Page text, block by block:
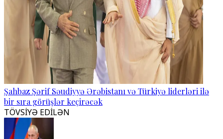
Şahbaz Şərif Səudiyyə Ərəbistanı və Türkiyə liderləri ilə
bir sıra görüşlər keçirəcək
TÖVSİYƏ EDİLƏN